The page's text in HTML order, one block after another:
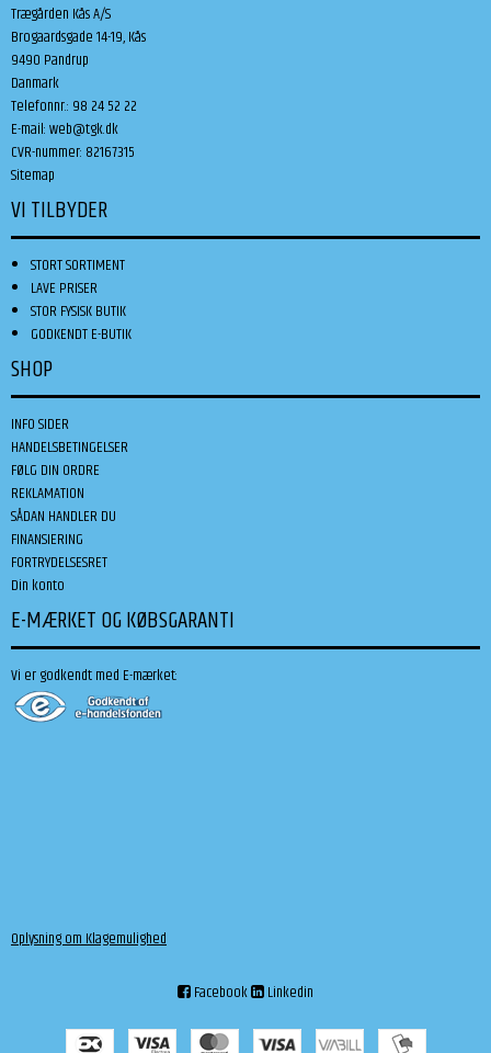
Trægården Kås A/S
Brogaardsgade 14-19, Kås
9490 Pandrup
Danmark
Telefonnr.: 98 24 52 22
E-mail:web@tgk.dk
CVR-nummer: 82167315
Sitemap
VI TILBYDER
STORT SORTIMENT
LAVE PRISER
STOR FYSISK BUTIK
GODKENDT E-BUTIK
SHOP
INFO SIDER
HANDELSBETINGELSER
FØLG DIN ORDRE
REKLAMATION
SÅDAN HANDLER DU
FINANSIERING
FORTRYDELSESRET
Din konto
E-MÆRKET OG KØBSGARANTI
Vi er godkendt med E-mærket:
Oplysning om Klagemulighed
Facebook Linkedin